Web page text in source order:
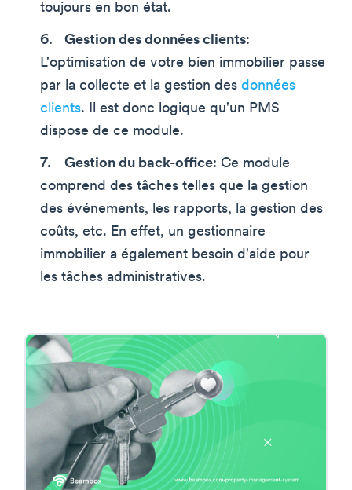
toujours en bon état.
Gestion des données clients:
L'optimisation de votre bien immobilier passe
par la collecte et la gestion des données
clients. Il est donc logique qu'un PMS
dispose de ce module.
Gestion du back-office: Ce module
comprend des tâches telles que la gestion
des événements, les rapports, la gestion des
coûts, etc. En effet, un gestionnaire
immobilier a également besoin d'aide pour
les tâches administratives.